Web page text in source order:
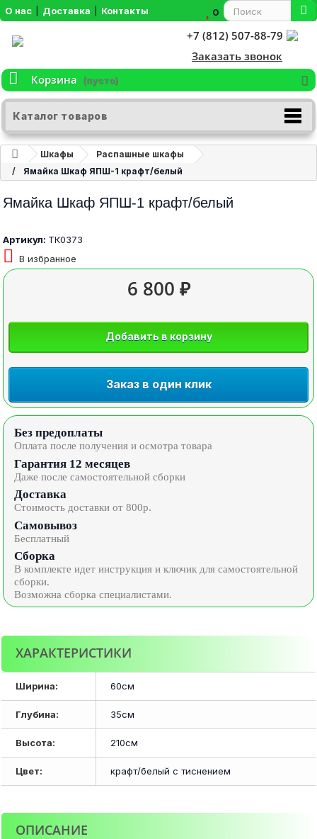
О нас Доставка Контакты 0
+7 (812) 507-88-79
Заказать звонок
Корзина
(пусто)
Каталог товаров
Шкафы
Распашные шкафы
Ямайка Шкаф ЯПШ-1 крафт/белый
Ямайка Шкаф ЯПШ-1 крафт/белый
Артикул: ТК0373
В избранное
6 800 ₽
Добавить в корзину
Заказ в один клик
Без предоплаты
Оплата после получения и осмотра товара
Гарантия 12 месяцев
Даже после самостоятельной сборки
Доставка
Стоимость доставки от 800р.
Самовывоз
Бесплатный
Сборка
В комплекте идет инструкция и ключик для самостоятельной
сборки.
Возможна сборка специалистами.
ХАРАКТЕРИСТИКИ
Ширина: 60см
Глубина: 35см
Высота: 210см
Цвет: крафт/белый с тиснением
ОПИСАНИЕ